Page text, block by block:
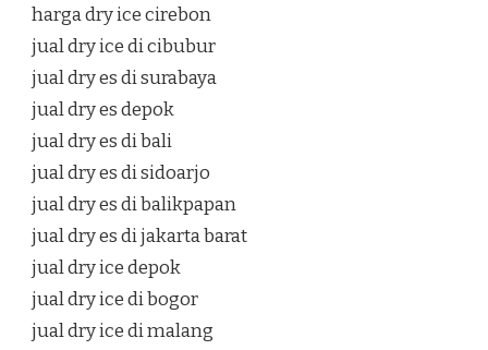
harga dry ice cirebon
jual dry ice di cibubur
jual dry es di surabaya
jual dry es depok
jual dry es di bali
jual dry es di sidoarjo
jual dry es di balikpapan
jual dry es di jakarta barat
jual dry ice depok
jual dry ice di bogor
jual dry ice di malang